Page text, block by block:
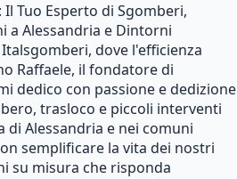
Tuo Esperto di Sgomberi,
a Alessandria e Dintorni
dove l'efficienza
Raffaele, il fondatore di
dedico con passione e dedizione
trasloco e piccoli interventi
Alessandria e nei comuni
semplificare la vita dei nostri
su misura che risponda